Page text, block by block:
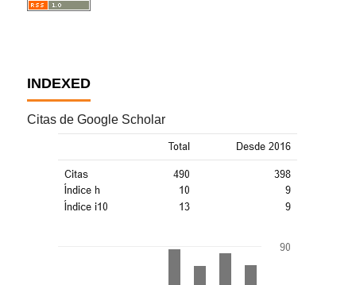
INDEXED
Citas de Google Scholar